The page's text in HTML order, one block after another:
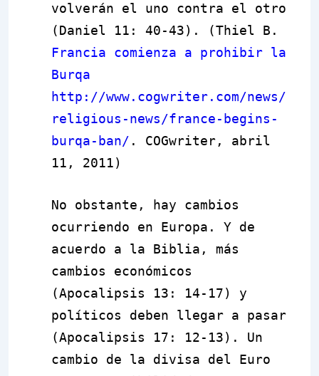
volverán el uno contra el otro
(Daniel 11: 40-43). (Thiel B.
Francia comienza a prohibir la
Burqa
http://www.cogwriter.com/news/
religious-news/france-begins-
burqa-ban/ . COGwriter, abril
11, 2011)
No obstante, hay cambios
ocurriendo en Europa. Y de
acuerdo a la Biblia, más
cambios económicos
(Apocalipsis 13: 14-17) y
políticos deben llegar a pasar
(Apocalipsis 17: 12-13). Un
cambio de la divisa del Euro